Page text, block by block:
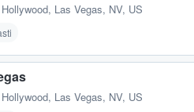
, Las Vegas, NV, US
, Las Vegas, NV, US